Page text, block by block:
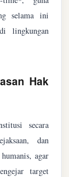
selama ini
lingkungan
Hak
secara
dan
agar
target